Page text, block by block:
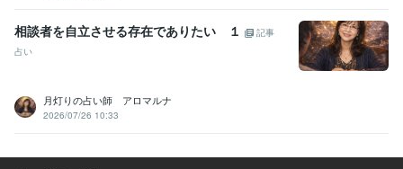
相談者を自立させる存在でありたい １
記事
占い
月灯りの占い師 アロマルナ
2026/07/26 10:33